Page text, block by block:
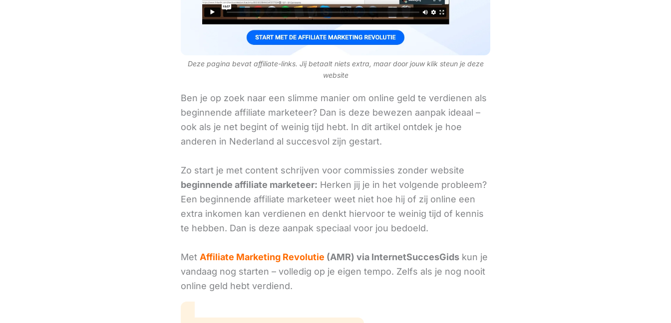
Deze pagina bevat affiliate-links. Jij betaalt niets extra, maar door jouw klik steun je deze
website
Ben je op zoek naar een slimme manier om online geld te verdienen als
beginnende affiliate marketeer? Dan is deze bewezen aanpak ideaal –
ook als je net begint of weinig tijd hebt. In dit artikel ontdek je hoe
anderen in Nederland al succesvol zijn gestart.
Zo start je met content schrijven voor commissies zonder website
beginnende affiliate marketeer: Herken jij je in het volgende probleem?
Een beginnende affiliate marketeer weet niet hoe hij of zij online een
extra inkomen kan verdienen en denkt hiervoor te weinig tijd of kennis
te hebben. Dan is deze aanpak speciaal voor jou bedoeld.
Met Affiliate Marketing Revolutie (AMR) via InternetSuccesGids kun je
vandaag nog starten – volledig op je eigen tempo. Zelfs als je nog nooit
online geld hebt verdiend.